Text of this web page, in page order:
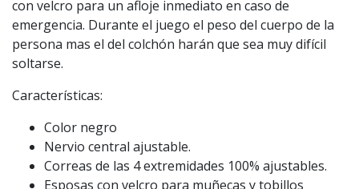
con velcro para un afloje inmediato en caso de
emergencia. Durante el juego el peso del cuerpo de la
persona mas el del colchón harán que sea muy difícil
soltarse.
Características:
Color negro
Nervio central ajustable.
Correas de las 4 extremidades 100% ajustables.
Esposas con velcro para muñecas y tobillos